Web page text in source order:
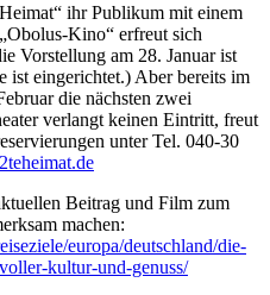
ihr Publikum mit einem
Kino“ erfreut sich
Vorstellung am 28. Januar ist
ist eingerichtet.) Aber bereits im
die nächsten zwei
verlangt keinen Eintritt, freut
unter Tel. 040-30
Beitrag und Film zum
machen:
europa/deutschland/die-
kultur-und-genuss/